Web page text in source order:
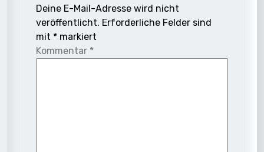
Deine E-Mail-Adresse wird nicht
veröffentlicht. Erforderliche Felder sind
mit * markiert
Kommentar *